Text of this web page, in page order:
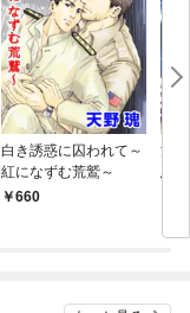
白き誘惑に囚われて～
紅になずむ荒鷲～
660
淫
息